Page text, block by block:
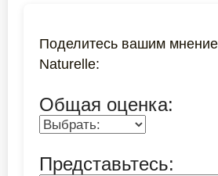
Поделитесь вашим
Naturelle:
Общая оценка:
Представьтесь: